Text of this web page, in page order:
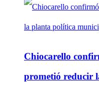
Chiocarello
prometió reducir